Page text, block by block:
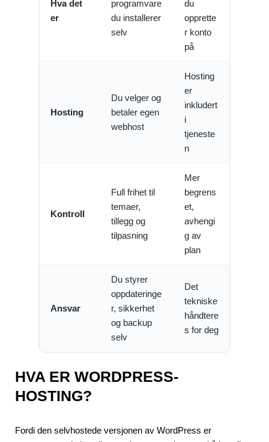
Hva det
er
programvare
du installerer
selv
du
opprette
r konto
på
Hosting
Du velger og
betaler egen
webhost
Hosting
er
inkludert
i
tjeneste
n
Kontroll
Full frihet til
temaer,
tillegg og
tilpasning
Mer
begrens
et,
avhengi
g av
plan
Ansvar
Du styrer
oppdateringe
r, sikkerhet
og backup
selv
Det
tekniske
håndtere
s for deg
HVA ER WORDPRESS-
HOSTING?
Fordi den selvhostede versjonen av WordPress er